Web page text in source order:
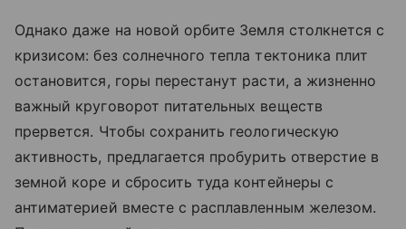
Однако даже на новой орбите Земля столкнется с
кризисом: без солнечного тепла тектоника плит
остановится, горы перестанут расти, а жизненно
важный круговорот питательных веществ
прервется. Чтобы сохранить геологическую
активность, предлагается пробурить отверстие в
земной коре и сбросить туда контейнеры с
антиматерией вместе с расплавленным железом.